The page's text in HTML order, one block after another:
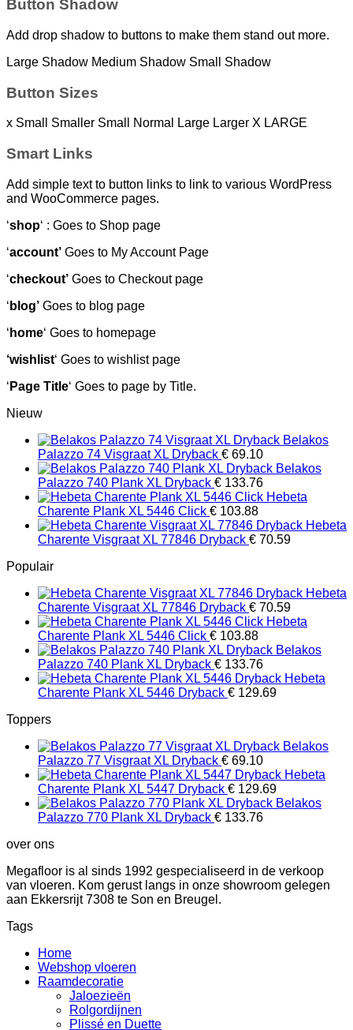
Button Shadow
Add drop shadow to buttons to make them stand out more.
Large Shadow Medium Shadow Small Shadow
Button Sizes
x Small Smaller Small Normal Large Larger X LARGE
Smart Links
Add simple text to button links to link to various WordPress
and WooCommerce pages.
‘shop‘ : Goes to Shop page
‘account’ Goes to My Account Page
‘checkout’ Goes to Checkout page
‘ blog’ Goes to blog page
‘ home‘ Goes to homepage
‘wishlist‘ Goes to wishlist page
‘ Page Title‘ Goes to page by Title.
Nieuw
Belakos
Palazzo 74 Visgraat XL Dryback € 69.10
Belakos
Palazzo 740 Plank XL Dryback € 133.76
Hebeta
Charente Plank XL 5446 Click € 103.88
Hebeta
Charente Visgraat XL 77846 Dryback € 70.59
Populair
Hebeta
Charente Visgraat XL 77846 Dryback € 70.59
Hebeta
Charente Plank XL 5446 Click € 103.88
Belakos
Palazzo 740 Plank XL Dryback € 133.76
Hebeta
Charente Plank XL 5446 Dryback € 129.69
Toppers
Belakos
Palazzo 77 Visgraat XL Dryback € 69.10
Hebeta
Charente Plank XL 5447 Dryback € 129.69
Belakos
Palazzo 770 Plank XL Dryback € 133.76
over ons
Megafloor is al sinds 1992 gespecialiseerd in de verkoop
van vloeren. Kom gerust langs in onze showroom gelegen
aan Ekkersrijt 7308 te Son en Breugel.
Tags
Home
Webshop vloeren
Raamdecoratie
Jaloezieën
Rolgordijnen
Plissé en Duette